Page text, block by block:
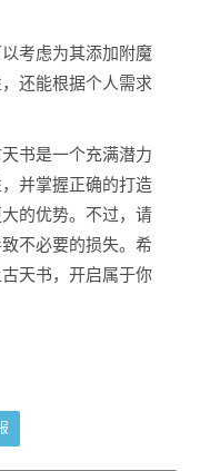
考虑为其添加附魔
还能根据个人需求
书是一个充满潜力
并掌握正确的打造
的优势。不过，请
不必要的损失。希
天书，开启属于你